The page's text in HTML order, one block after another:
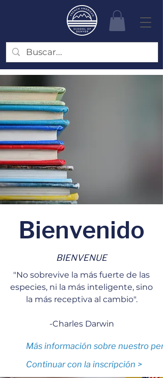
Bienvenido
BIENVENUE
"No sobrevive la más fuerte de las
especies, ni la más inteligente, sino
la más receptiva al cambio".
-Charles Darwin
Más información sobre nuestro
Continuar con la inscripción >